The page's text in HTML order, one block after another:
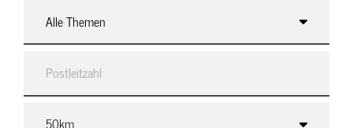
Alle Themen